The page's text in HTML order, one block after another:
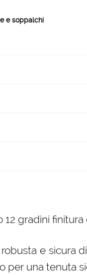
e soppalchi
12 gradini
e sicura
per una tenuta